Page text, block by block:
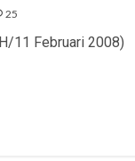
25
11 Februari 2008)